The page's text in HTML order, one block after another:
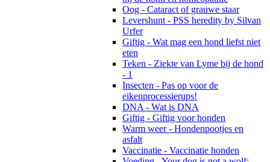
Oog - Cataract of grauwe staar
Levershunt - PSS heredity by Silvan
Urfer
Giftig - Wat mag een hond liefst niet
eten
Teken - Ziekte van Lyme bij de hond
- 1
Insecten - Pas op voor de
eikenprocessierups!
DNA - Wat is DNA
Giftig - Giftig voor honden
Warm weer - Hondenpootjes en
asfalt
Vaccinatie - Vaccinatie honden